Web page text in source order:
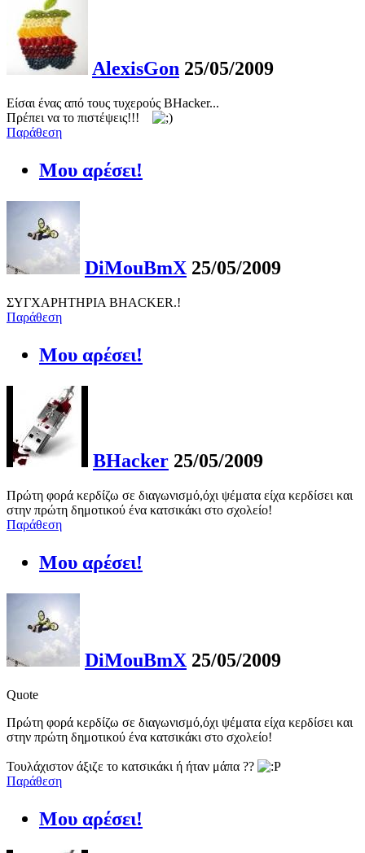
AlexisGon 25/05/2009
Είσαι ένας από τους τυχερούς ΒΗacker...
Πρέπει να το πιστέψεις!!!
Παράθεση
Μου αρέσει!
DiMouBmX 25/05/2009
ΣΥΓΧΑΡΗΤΗΡΙΑ BHACKER.!
Παράθεση
Μου αρέσει!
BHacker 25/05/2009
Πρώτη φορά κερδίζω σε διαγωνισμό,όχι ψέματα είχα κερδίσει και
στην πρώτη δημοτικού ένα κατσικάκι στο σχολείο!
Παράθεση
Μου αρέσει!
DiMouBmX 25/05/2009
Quote
Πρώτη φορά κερδίζω σε διαγωνισμό,όχι ψέματα είχα κερδίσει και
στην πρώτη δημοτικού ένα κατσικάκι στο σχολείο!
Τουλάχιστον άξιζε το κατσικάκι ή ήταν μάπα ??
Παράθεση
Μου αρέσει!